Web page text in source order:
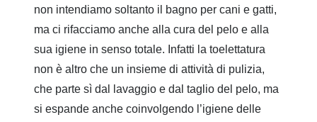
non intendiamo soltanto il bagno per cani e gatti,
ma ci rifacciamo anche alla cura del pelo e alla
sua igiene in senso totale. Infatti la toelettatura
non è altro che un insieme di attività di pulizia,
che parte sì dal lavaggio e dal taglio del pelo, ma
si espande anche coinvolgendo l’igiene delle